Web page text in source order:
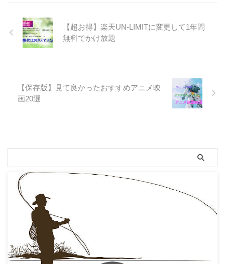
【超お得】楽天UN-LIMITに変更して1年間
無料でかけ放題
【保存版】見て良かったおすすめアニメ映
画20選